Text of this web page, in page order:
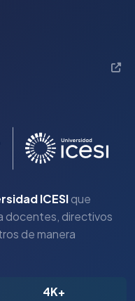
ICESIque
docentes, directivos
de manera
4K+